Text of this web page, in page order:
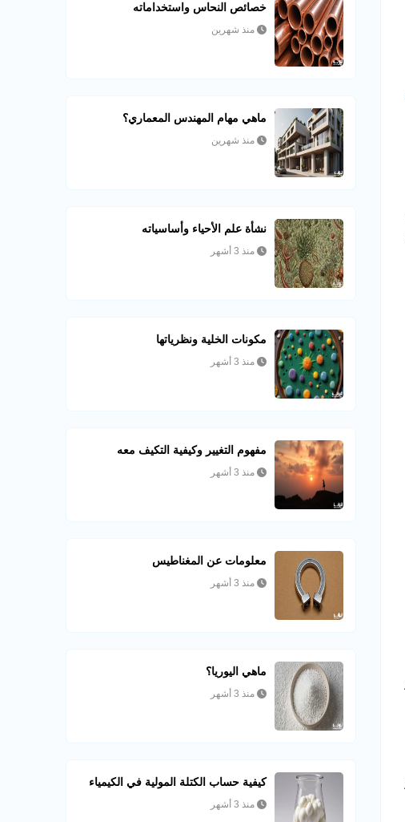
خصائص النحاس واستخداماته
منذ شهرين
ماهي مهام المهندس المعماري؟
منذ شهرين
نشأة علم الأحياء وأساسياته
منذ 3 أشهر
مكونات الخلية ونظرياتها
منذ 3 أشهر
مفهوم التغيير وكيفية التكيف معه
منذ 3 أشهر
معلومات عن المغناطيس
منذ 3 أشهر
ماهي اليوريا؟
منذ 3 أشهر
كيفية حساب الكتلة المولية في الكيمياء
منذ 3 أشهر